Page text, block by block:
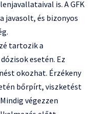
is. A GFK
javasolt, és bizonyos
tartozik a
esetén. Ez
okozhat. Érzékeny
bőrpírt, viszketést
végezzen